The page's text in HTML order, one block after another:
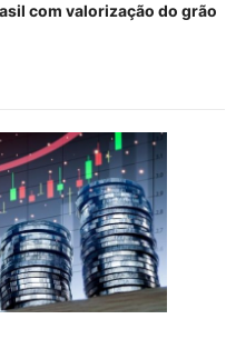
com valorização do grão